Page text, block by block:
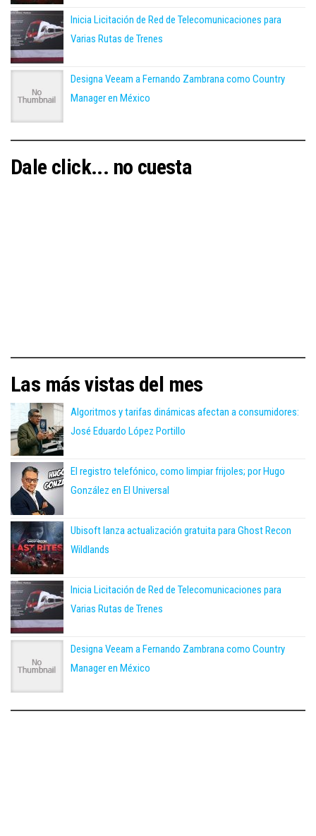
Inicia Licitación de Red de Telecomunicaciones para
Varias Rutas de Trenes
Designa Veeam a Fernando Zambrana como Country
Manager en México
Dale click... no cuesta
Las más vistas del mes
Algoritmos y tarifas dinámicas afectan a consumidores:
José Eduardo López Portillo
El registro telefónico, como limpiar frijoles; por Hugo
González en El Universal
Ubisoft lanza actualización gratuita para Ghost Recon
Wildlands
Inicia Licitación de Red de Telecomunicaciones para
Varias Rutas de Trenes
Designa Veeam a Fernando Zambrana como Country
Manager en México